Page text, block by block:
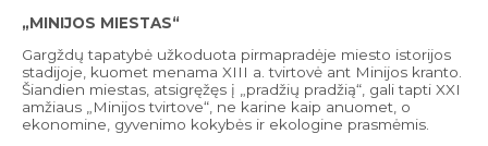
„MINIJOS MIESTAS“
Gargždų tapatybė užkoduota pirmapradėje miesto istorijos
stadijoje, kuomet menama XIII a. tvirtovė ant Minijos kranto.
Šiandien miestas, atsigręžęs į „pradžių pradžią“, gali tapti XXI
amžiaus „Minijos tvirtove“, ne karine kaip anuomet, o
ekonomine, gyvenimo kokybės ir ekologine prasmėmis.